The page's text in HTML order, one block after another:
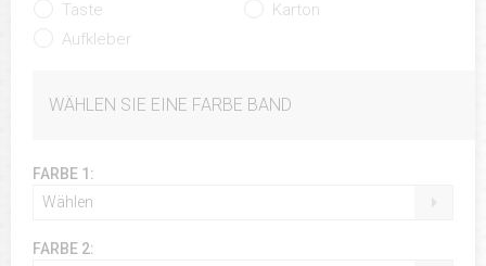
Taste
Karton
Aufkleber
WÄHLEN SIE EINE FARBE BAND
FARBE 1:
Wählen
FARBE 2: